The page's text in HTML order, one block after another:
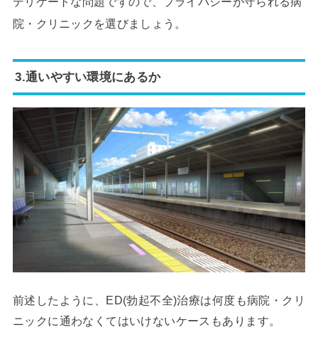
院・クリニックを選びましょう。
3.通いやすい環境にあるか
前述したように、ED(勃起不全)治療は何度も病院・クリ
ニックに通わなくてはいけないケースもあります。